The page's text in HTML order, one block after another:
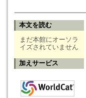
本文を読む
まだ本館にオーソラ
イズされていません
加えサービス